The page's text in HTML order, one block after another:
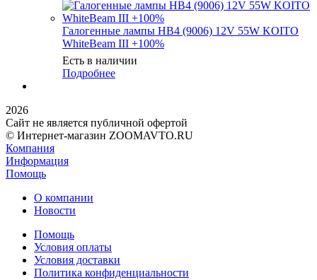
Галогенные лампы HB4 (9006) 12V 55W KOITO
WhiteBeam III +100%
Есть в наличии
Подробнее
2026
Сайт не является публичной офертой
© Интернет-магазин ZOOMAVTO.RU
Компания
Информация
Помощь
О компании
Новости
Помощь
Условия оплаты
Условия доставки
Политика конфиденциальности